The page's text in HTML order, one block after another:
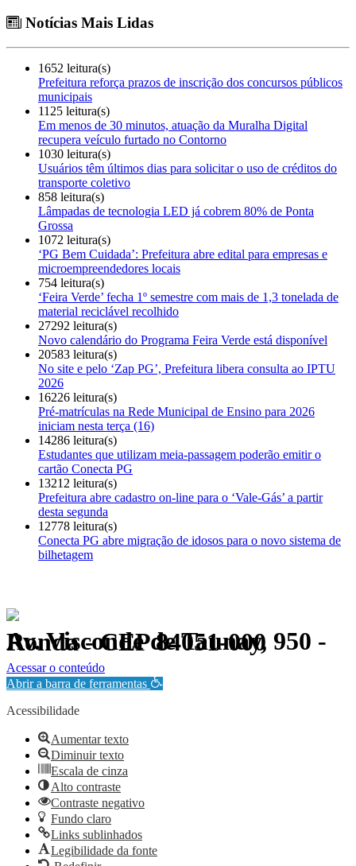
Notícias Mais Lidas
1652 leitura(s)
Prefeitura reforça prazos de inscrição dos concursos públicos
municipais
1125 leitura(s)
Em menos de 30 minutos, atuação da Muralha Digital
recupera veículo furtado no Contorno
1030 leitura(s)
Usuários têm últimos dias para solicitar o uso de créditos do
transporte coletivo
858 leitura(s)
Lâmpadas de tecnologia LED já cobrem 80% de Ponta
Grossa
1072 leitura(s)
‘PG Bem Cuidada’: Prefeitura abre edital para empresas e
microempreendedores locais
754 leitura(s)
‘Feira Verde’ fecha 1º semestre com mais de 1,3 tonelada de
material reciclável recolhido
27292 leitura(s)
Novo calendário do Programa Feira Verde está disponível
20583 leitura(s)
No site e pelo ‘Zap PG’, Prefeitura libera consulta ao IPTU
2026
16226 leitura(s)
Pré-matrículas na Rede Municipal de Ensino para 2026
iniciam nesta terça (16)
14286 leitura(s)
Estudantes que utilizam meia-passagem poderão emitir o
cartão Conecta PG
13212 leitura(s)
Prefeitura abre cadastro on-line para o ‘Vale-Gás’ a partir
desta segunda
12778 leitura(s)
Conecta PG abre migração de idosos para o novo sistema de
bilhetagem
Av. Visconde de Taunay, 950 - Ronda - CEP 84051-000
Política de Privacidade.
Acessar o conteúdo
Abrir a barra de ferramentas
Acessibilidade
Aumentar texto
Diminuir texto
Escala de cinza
Alto contraste
Contraste negativo
Fundo claro
Links sublinhados
Legibilidade da fonte